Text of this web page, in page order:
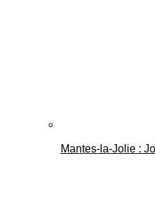
Mantes-la-Jolie :